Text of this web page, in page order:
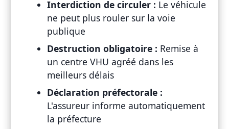
Interdiction de circuler : Le véhicule
ne peut plus rouler sur la voie
publique
Destruction obligatoire : Remise à
un centre VHU agréé dans les
meilleurs délais
Déclaration préfectorale :
L'assureur informe automatiquement
la préfecture